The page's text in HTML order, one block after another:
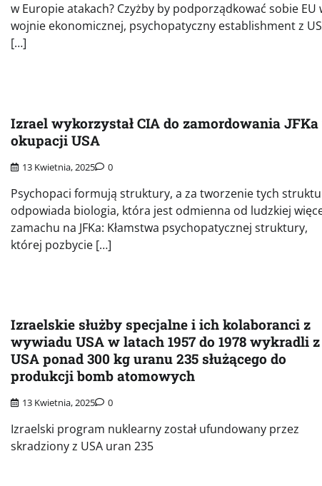
w Europie atakach? Czyżby by podporządkować sobie EU
wojnie ekonomicznej, psychopatyczny establishment z
[…]
Izrael wykorzystał CIA do zamordowania JFKa
okupacji USA
13 Kwietnia, 2025 0
Psychopaci formują struktury, a za tworzenie tych
odpowiada biologia, która jest odmienna od ludzkiej
zamachu na JFKa: Kłamstwa psychopatycznej struktury,
której pozbycie […]
Izraelskie służby specjalne i ich kolaboranci z
wywiadu USA w latach 1957 do 1978 wykradli z
USA ponad 300 kg uranu 235 służącego do
produkcji bomb atomowych
13 Kwietnia, 2025 0
Izraelski program nuklearny został ufundowany przez
skradziony z USA uran 235